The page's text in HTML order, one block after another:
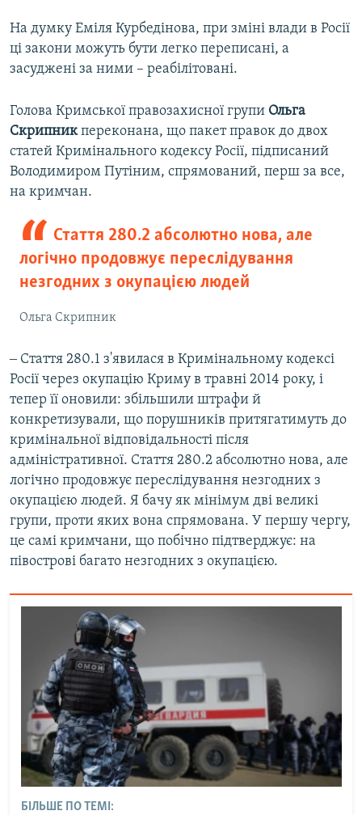
На думку Еміля Курбедінова, при зміні влади в Росії
ці закони можуть бути легко переписані, а
засуджені за ними – реабілітовані.
Голова Кримської правозахисної групи Ольга
Скрипникпереконана, що пакет правок до двох
статей Кримінального кодексу Росії, підписаний
Володимиром Путіним, спрямований, перш за все,
на кримчан.
Стаття 280.2 абсолютно нова, але
логічно продовжує переслідування
незгодних з окупацією людей
Ольга Скрипник
‒ Стаття 280.1 з'явилася в Кримінальному кодексі
Росії через окупацію Криму в травні 2014 року, і
тепер її оновили: збільшили штрафи й
конкретизували, що порушників притягатимуть до
кримінальної відповідальності після
адміністративної. Стаття 280.2 абсолютно нова, але
логічно продовжує переслідування незгодних з
окупацією людей. Я бачу як мінімум дві великі
групи, проти яких вона спрямована. У першу чергу,
це самі кримчани, що побічно підтверджує: на
півострові багато незгодних з окупацією.
БІЛЬШЕ ПО ТЕМІ: